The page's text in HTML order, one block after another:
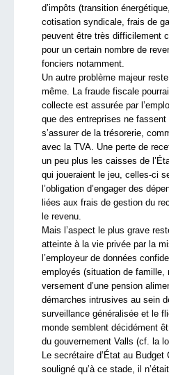
d’impôts (transition
cotisation syndicale, frais de
peuvent être très difficilement
pour un certain nombre de
fonciers notamment.
Un autre problème majeur
même. La fraude fiscale
collecte est assurée par
que des entreprises ne
s’assurer de la trésorerie,
avec la TVA. Une perte de
un peu plus les caisses de
qui joueraient le jeu, celles-ci
l’obligation d’engager des
liées aux frais de gestion du
le revenu.
Mais l’aspect le plus grave
atteinte à la vie privée par la
l’employeur de données
employés (situation de famille,
versement d’une pension
démarches intrusives au sein
surveillance généralisée et le
monde semblent décidément
du gouvernement Valls (cf. la
Le secrétaire d’État au
souligné qu’à ce stade, il